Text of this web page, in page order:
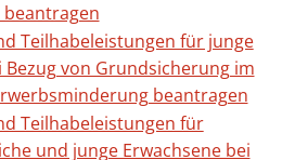
Teilhabeleistungen für junge
Bezug von Grundsicherung im
beantragen
Teilhabeleistungen für
und junge Erwachsene bei